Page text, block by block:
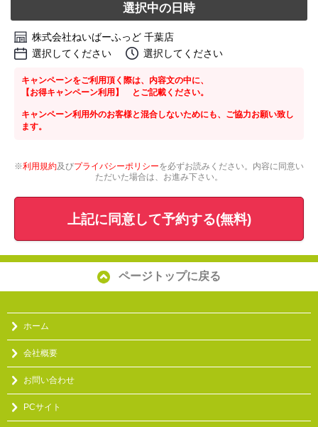
選択中の日時
株式会社ねいばーふっど 千葉店
選択してください
選択してください
キャンペーンをご利用頂く際は、内容文の中に、
【お得キャンペーン利用】 とご記載ください。
キャンペーン利用外のお客様と混合しないためにも、ご協力お願い致し
ます。
※利用規約及びプライバシーポリシーを必ずお読みください。内容に同意い
ただいた場合は、お進み下さい。
上記に同意して予約する(無料)
ページトップに戻る
ホーム
会社概要
お問い合わせ
PCサイト